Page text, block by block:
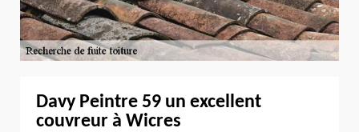
Davy Peintre 59 un excellent
couvreur à Wicres